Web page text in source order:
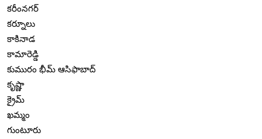
కరీంనగర్
కర్నూలు
కాకినాడ
కామారెడ్డి
కుమురం భీమ్ ఆసిఫాబాద్
కృష్ణా
క్రైమ్
ఖమ్మం
గుంటూరు